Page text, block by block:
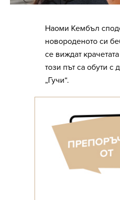
Наоми Кембъл
новороденото си
се виждат
този път са обути с
„Гучи“.